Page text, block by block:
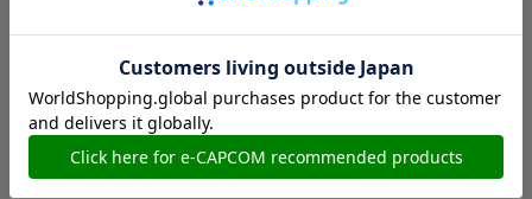
Statistics
有効とし、有効期間内に再度ポイントを利用したときは、その
日または新たにポイントが付与された日のいずれか遅い日から
さらに1年間有効となります。
7.有効期間を経過した時点でポイントは失効します。なお、失効
したポイントについて、当社は再付与等の処置を一切行いませ
ん。
8.本会員が、本サービスの利用登録を解除した場合および本会員
が本サービスの利用を停止された場合、当社は本会員が保有す